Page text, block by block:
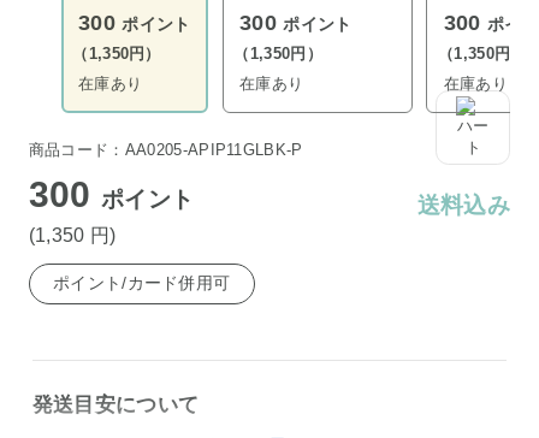
300 ポイント
（1,350円）
在庫あり
300 ポイント
（1,350円）
在庫あり
300 ポイ
（1,350円）
在庫あり
商品コード：AA0205-APIP11GLBK-P
300ポイント
(1,350 円)
送料込み
ポイント/カード併用可
発送目安について